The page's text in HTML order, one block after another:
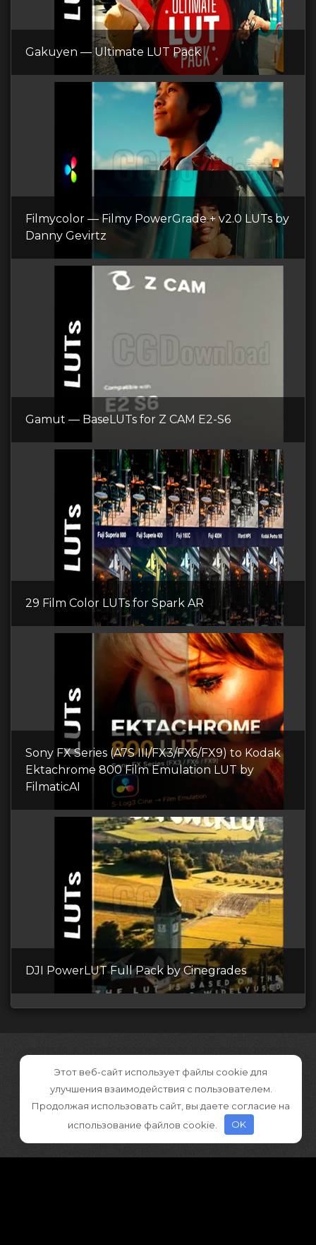
Gakuyen — Ultimate LUT Pack
Filmycolor — Filmy PowerGrade + v2.0 LUTs by
Danny Gevirtz
Gamut — BaseLUTs for Z CAM E2-S6
29 Film Color LUTs for Spark AR
Sony FX Series (A7S III/FX3/FX6/FX9) to Kodak
Ektachrome 800 Film Emulation LUT by
FilmaticAI
DJI PowerLUT Full Pack by Cinegrades
Этот веб-сайт использует файлы cookie для
улучшения взаимодействия с пользователем.
Продолжая использовать сайт, вы даете согласие на
использование файлов cookie.
OK